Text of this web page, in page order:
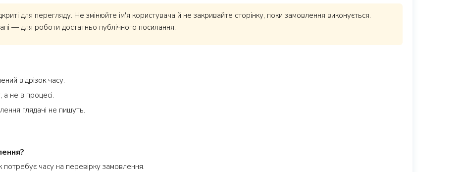
для перегляду. Не змінюйте ім'я користувача й не закривайте сторінку, поки замовлення виконується.
— для роботи достатньо публічного посилання.
відрізок часу.
а не в процесі.
глядачі не пишуть.
потребує часу на перевірку замовлення.